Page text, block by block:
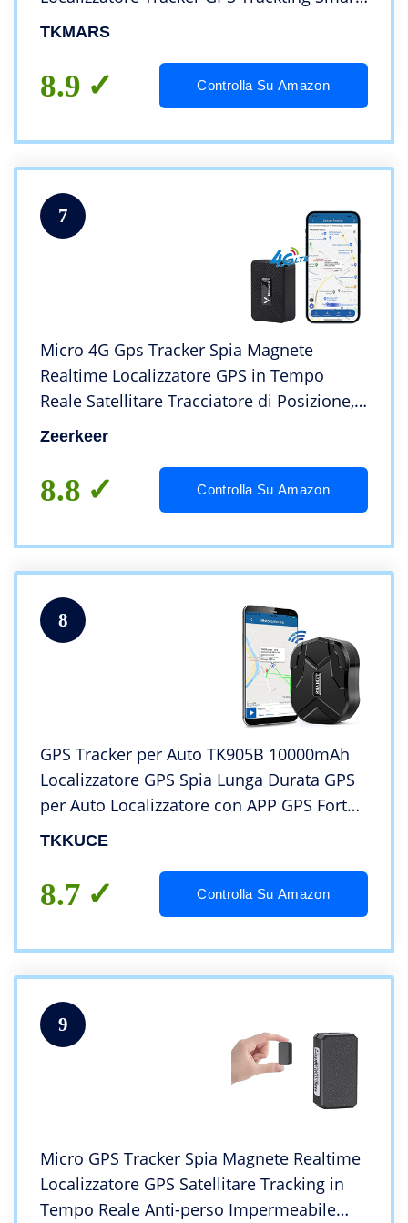
Alarm Antifurto Auto Elettronico IP66
4GTK905B
TKMARS
8.9 Controlla Su Amazon
7
Micro 4G Gps Tracker Spia Magnete
Realtime Localizzatore GPS in Tempo
Reale Satellitare Tracciatore di Posizione,
Portatile GPS Tracker per Bambini o
(1500mAh)
Zeerkeer
8.8 Controlla Su Amazon
8
GPS Tracker per Auto TK905B 10000mAh
Localizzatore GPS Spia Lunga Durata GPS
per Auto Localizzatore con APP GPS Forte
Magnetismo IP65 Impermeabile GPS Auto
Gratuito
TKKUCE
8.7 Controlla Su Amazon
9
Micro GPS Tracker Spia Magnete Realtime
Localizzatore GPS Satellitare Tracking in
Tempo Reale Anti-perso Impermeabile